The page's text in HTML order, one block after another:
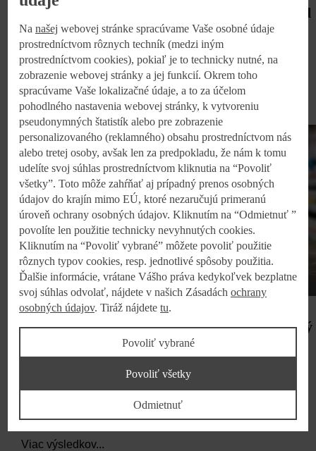
Nižšie ceny potravín sú predvianočný darček od
Kauflandu: Nečaká na nové sadzby dane a
zlacňuje produkty nad rámec zníženej DPH
Bratislava, 05.12.2024
Slovenské potraviny prenikajú aj na zahraničný
trh, môže za to aj spolupráca s Kauflandom
Viac výsledkov...
Na našej webovej stránke spracúvame Vaše osobné údaje
prostredníctvom rôznych techník (medzi iným
prostredníctvom cookies), pokiaľ je to technicky nutné, na
zobrazenie webovej stránky a jej funkcií. Okrem toho
spracúvame Vaše lokalizačné údaje, a to za účelom
pohodlného nastavenia webovej stránky, k vytvoreniu
pseudonymných štatistík alebo pre zobrazenie
personalizovaného (reklamného) obsahu prostredníctvom nás
alebo tretej osoby, avšak len za predpokladu, že nám k tomu
udelíte svoj súhlas prostredníctvom kliknutia na “Povoliť
všetky”. Toto môže zahŕňať aj prípadný prenos osobných
údajov do krajín mimo EÚ, ktoré nezaručujú primeranú
úroveň ochrany osobných údajov. Kliknutím na “Odmietnuť ”
povolíte len použitie technicky nevyhnutých cookies.
Kliknutím na “Povoliť vybrané” môžete povoliť použitie
rôznych typov cookies, resp. jednotlivé spôsoby použitia.
Ďalšie informácie, vrátane Vášho práva kedykoľvek bezplatne
svoj súhlas odvolať, nájdete v našich Zásadách ochrany
osobných údajov. Tiráž nájdete tu.
Povoliť vybrané
Odmietnuť
Povoliť všetky